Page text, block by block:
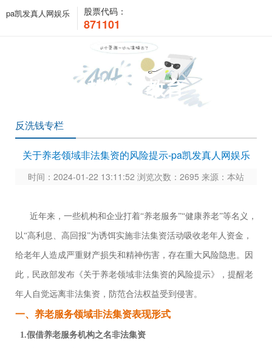
pa凯发真人网娱乐 股票代码：
871101
投资者教育
反洗钱专栏
关于养老领域非法集资的风险提示-pa凯发真人网娱乐
时间：2024-01-22 13:11:52 浏览次数：2695 来源：本站
近年来，一些机构和企业打着“养老服务”“健康养老”等名义，
以“高利息、高回报”为诱饵实施非法集资活动吸收老年人资金，
给老年人造成严重财产损失和精神伤害，存在重大风险隐患。因
此，民政部发布《关于养老领域非法集资的风险提示》，提醒老
年人自觉远离非法集资，防范合法权益受到侵害。
一、养老服务领域非法集资表现形式
1.假借养老服务机构之名非法集资